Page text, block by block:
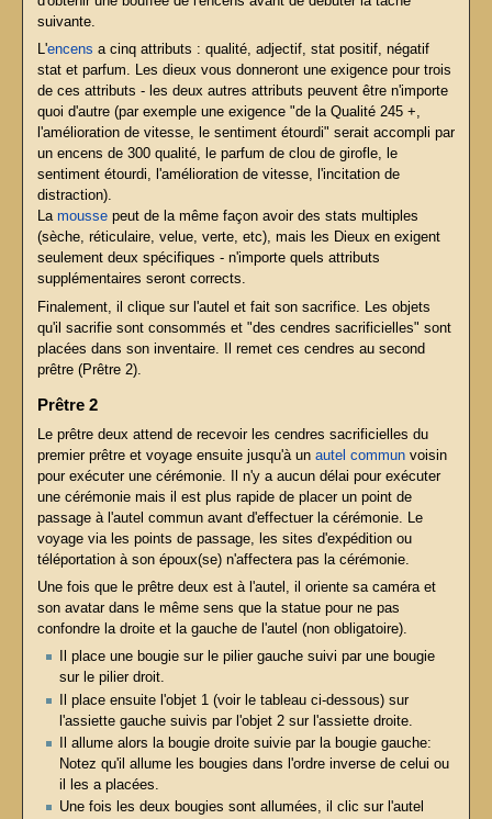
suivante.
L'encens a cinq attributs : qualité, adjectif, stat positif, négatif
stat et parfum. Les dieux vous donneront une exigence pour trois
de ces attributs - les deux autres attributs peuvent être n'importe
quoi d'autre (par exemple une exigence "de la Qualité 245 +,
l'amélioration de vitesse, le sentiment étourdi" serait accompli par
un encens de 300 qualité, le parfum de clou de girofle, le
sentiment étourdi, l'amélioration de vitesse, l'incitation de
distraction).
La moussepeut de la même façon avoir des stats multiples
(sèche, réticulaire, velue, verte, etc), mais les Dieux en exigent
seulement deux spécifiques - n'importe quels attributs
supplémentaires seront corrects.
Finalement, il clique sur l'autel et fait son sacrifice. Les objets
qu'il sacrifie sont consommés et "des cendres sacrificielles" sont
placées dans son inventaire. Il remet ces cendres au second
prêtre (Prêtre 2).
Prêtre 2
Le prêtre deux attend de recevoir les cendres sacrificielles du
premier prêtre et voyage ensuite jusqu'à un autel communvoisin
pour exécuter une cérémonie. Il n'y a aucun délai pour exécuter
une cérémonie mais il est plus rapide de placer un point de
passage à l'autel commun avant d'effectuer la cérémonie. Le
voyage via les points de passage, les sites d'expédition ou
téléportation à son époux(se) n'affectera pas la cérémonie.
Une fois que le prêtre deux est à l'autel, il oriente sa caméra et
son avatar dans le même sens que la statue pour ne pas
confondre la droite et la gauche de l'autel (non obligatoire).
Il place une bougie sur le pilier gauche suivi par une bougie
sur le pilier droit.
Il place ensuite l'objet 1 (voir le tableau ci-dessous) sur
l'assiette gauche suivis par l'objet 2 sur l'assiette droite.
Il allume alors la bougie droite suivie par la bougie gauche:
Notez qu'il allume les bougies dans l'ordre inverse de celui ou
il les a placées.
Une fois les deux bougies sont allumées, il clic sur l'autel